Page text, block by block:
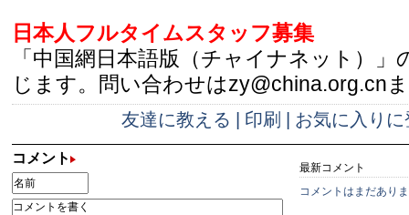
日本人フルタイムスタッフ募集
「中国網日本語版（チャイナネット）」
じます。問い合わせはzy@china.org.cn
友達に教える 印刷 お気に入りに
コメント
最新コメント
コメントはまだあり